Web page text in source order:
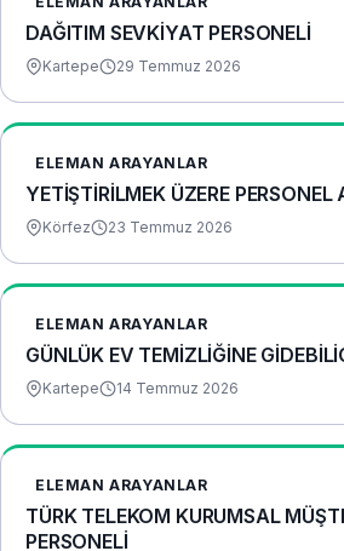
DAĞITIM SEVKİYAT PERSONELİ
Kartepe 29 Temmuz 2026
ELEMAN ARAYANLAR
YETİŞTİRİLMEK ÜZERE PERSONEL
Körfez 23 Temmuz 2026
ELEMAN ARAYANLAR
GÜNLÜK EV TEMİZLİĞİNE
Kartepe 14 Temmuz 2026
ELEMAN ARAYANLAR
TÜRK TELEKOM KURUMSAL
PERSONELİ